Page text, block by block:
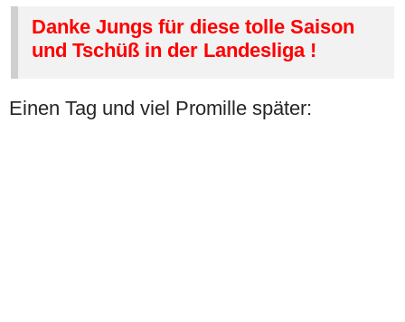
Danke Jungs für diese tolle Saison
und Tschüß in der Landesliga !
Einen Tag und viel Promille später: